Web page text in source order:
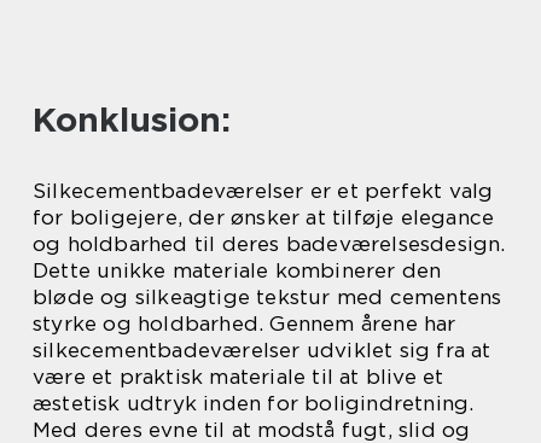
Konklusion:
Silkecementbadeværelser er et perfekt valg
for boligejere, der ønsker at tilføje elegance
og holdbarhed til deres badeværelsesdesign.
Dette unikke materiale kombinerer den
bløde og silkeagtige tekstur med cementens
styrke og holdbarhed. Gennem årene har
silkecementbadeværelser udviklet sig fra at
være et praktisk materiale til at blive et
æstetisk udtryk inden for boligindretning.
Med deres evne til at modstå fugt, slid og